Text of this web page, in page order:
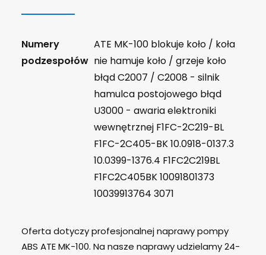
Numery
podzespołów
ATE MK-100 blokuje koło / koła
nie hamuje koło / grzeje koło
błąd C2007 / C2008 - silnik
hamulca postojowego błąd
U3000 - awaria elektroniki
wewnętrznej F1FC-2C219-BL
F1FC-2C405-BK 10.0918-0137.3
10.0399-1376.4 F1FC2C219BL
F1FC2C405BK 10091801373
10039913764 3071
Oferta dotyczy profesjonalnej naprawy pompy
ABS ATE MK-100. Na nasze naprawy udzielamy 24-